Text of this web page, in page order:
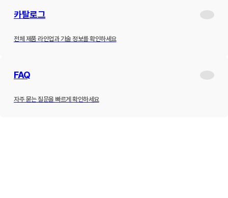
카탈로그
전체 제품 라인업과 기술 정보를 확인하세요
FAQ
자주 묻는 질문을 빠르게 확인하세요